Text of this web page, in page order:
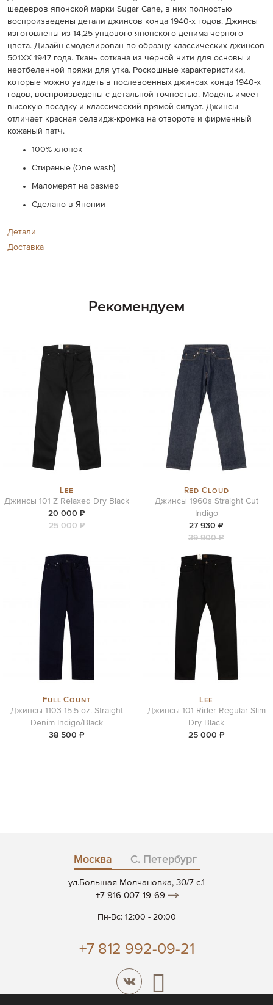
шедевров японской марки Sugar Cane, в них полностью
воспроизведены детали джинсов конца 1940-х годов. Джинсы
изготовлены из 14,25-унцового японского денима черного
цвета. Дизайн смоделирован по образцу классических джинсов
501XX 1947 года. Ткань соткана из черной нити для основы и
неотбеленной пряжи для утка. Роскошные характеристики,
которые можно увидеть в послевоенных джинсах конца 1940-х
годов, воспроизведены с детальной точностью. Модель имеет
высокую посадку и классический прямой силуэт. Джинсы
отличает красная селвидж-кромка на отвороте и фирменный
кожаный патч.
100% хлопок
Стираные (One wash)
Маломерят на размер
Сделано в Японии
Детали
Доставка
Рекомендуем
Lee
Джинсы 101 Z Relaxed Dry Black
20 000 ₽
25 000 ₽
Red Cloud
Джинсы 1960s Straight Cut
Indigo
27 930 ₽
39 900 ₽
Full Count
Джинсы 1103 15.5 oz. Straight
Denim Indigo/Black
38 500 ₽
Lee
Джинсы 101 Rider Regular Slim
Dry Black
25 000 ₽
Москва С. Петербург
ул.Большая Молчановка, 30/7 c.1
+7 916 007-19-69
Пн-Вс: 12:00 - 20:00
+7 812 992-09-21